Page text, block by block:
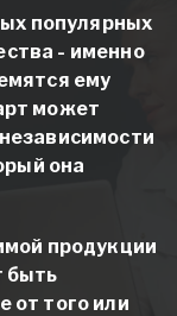
популярных
- именно
ему
может
она
продукции
быть
от того или